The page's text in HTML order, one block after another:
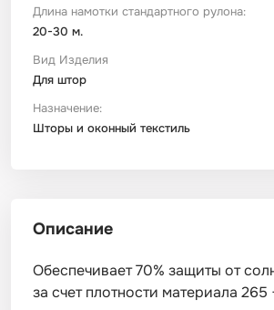
Длина намотки стандартного рулона:
20-30 м.
Вид Изделия
Для штор
Назначение:
Шторы и оконный текстиль
Описание
Обеспечивает 70% защиты от
за счет плотности материала